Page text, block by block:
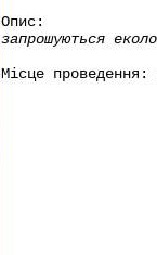
Опис:
запрошуються
Місце проведення: